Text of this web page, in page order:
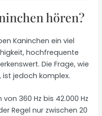
hören?
Kaninchen ein viel
hochfrequente
Die Frage, wie
ist jedoch komplex.
360 Hz bis 42.000 Hz
Regel nur zwischen 20